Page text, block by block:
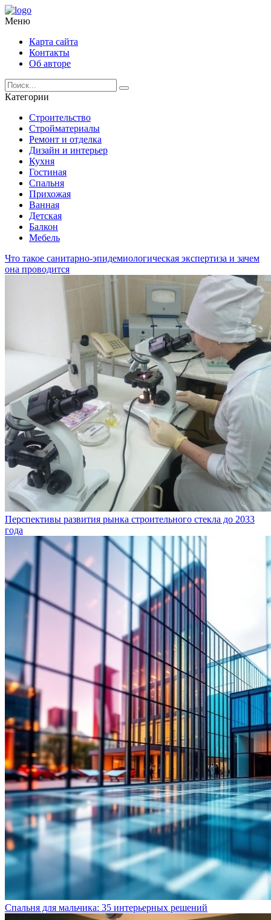
Меню
Карта сайта
Контакты
Об авторе
Категории
Строительство
Стройматериалы
Ремонт и отделка
Дизайн и интерьер
Кухня
Гостиная
Спальня
Прихожая
Ванная
Детская
Балкон
Мебель
Что такое санитарно-эпидемиологическая экспертиза и зачем
она проводится
Перспективы развития рынка строительного стекла до 2033
года
Спальня для мальчика: 35 интерьерных решений